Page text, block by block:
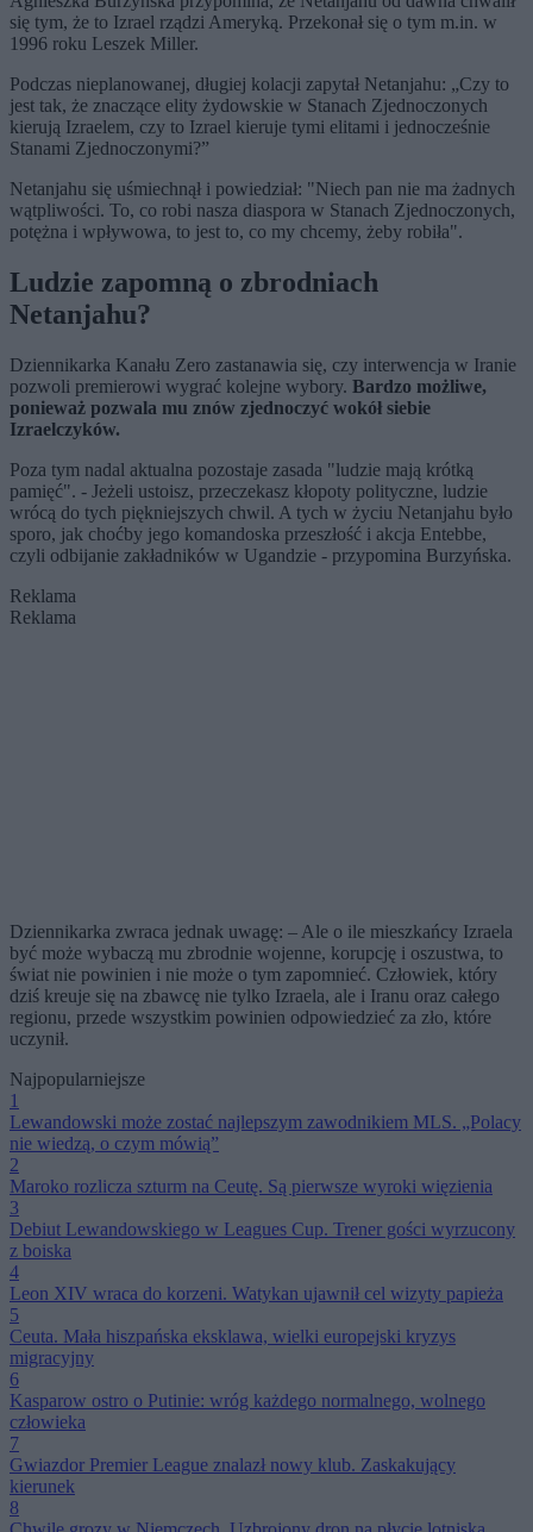
się tym, że to Izrael rządzi Ameryką. Przekonał się o tym m.in. w
1996 roku Leszek Miller.
Podczas nieplanowanej, długiej kolacji zapytał Netanjahu: „Czy to
jest tak, że znaczące elity żydowskie w Stanach Zjednoczonych
kierują Izraelem, czy to Izrael kieruje tymi elitami i jednocześnie
Stanami Zjednoczonymi?”
Netanjahu się uśmiechnął i powiedział: "Niech pan nie ma żadnych
wątpliwości. To, co robi nasza diaspora w Stanach Zjednoczonych,
potężna i wpływowa, to jest to, co my chcemy, żeby robiła".
Ludzie zapomną o zbrodniach
Netanjahu?
Dziennikarka Kanału Zero zastanawia się, czy interwencja w Iranie
pozwoli premierowi wygrać kolejne wybory. Bardzo możliwe,
ponieważ pozwala mu znów zjednoczyć wokół siebie
Izraelczyków.
Poza tym nadal aktualna pozostaje zasada "ludzie mają krótką
pamięć". - Jeżeli ustoisz, przeczekasz kłopoty polityczne, ludzie
wrócą do tych piękniejszych chwil. A tych w życiu Netanjahu było
sporo, jak choćby jego komandoska przeszłość i akcja Entebbe,
czyli odbijanie zakładników w Ugandzie - przypomina Burzyńska.
Reklama
Reklama
Dziennikarka zwraca jednak uwagę: – Ale o ile mieszkańcy Izraela
być może wybaczą mu zbrodnie wojenne, korupcję i oszustwa, to
świat nie powinien i nie może o tym zapomnieć. Człowiek, który
dziś kreuje się na zbawcę nie tylko Izraela, ale i Iranu oraz całego
regionu, przede wszystkim powinien odpowiedzieć za zło, które
uczynił.
Najpopularniejsze
1
Lewandowski może zostać najlepszym zawodnikiem MLS. „Polacy
nie wiedzą, o czym mówią”
2
Maroko rozlicza szturm na Ceutę. Są pierwsze wyroki więzienia
3
Debiut Lewandowskiego w Leagues Cup. Trener gości wyrzucony
z boiska
4
Leon XIV wraca do korzeni. Watykan ujawnił cel wizyty papieża
5
Ceuta. Mała hiszpańska eksklawa, wielki europejski kryzys
migracyjny
6
Kasparow ostro o Putinie: wróg każdego normalnego, wolnego
człowieka
7
Gwiazdor Premier League znalazł nowy klub. Zaskakujący
kierunek
8